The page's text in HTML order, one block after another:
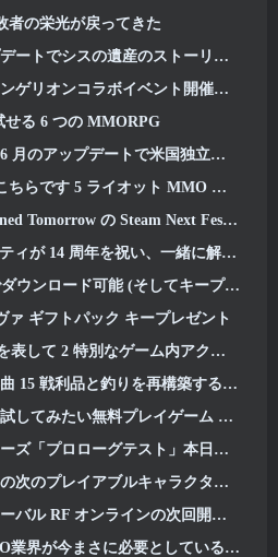
者の栄光が戻ってきた
遺産のストーリーラインが本日終結を迎える
ゲリオンコラボイベント開催決定
せる 6 つの MMORPG
米国独立記念日を新しいナラティブ キャンペーンで祝う
す 5 ライオット MMO に見たいもの
Steam Next Fest デモを事前ダウンロードできます
を祝い、一緒に解決しなければならない謎を発表
ロード可能 (そしてキープ) 期間限定
ァ ギフトパック キープレゼント
別なゲーム内アクティビティとタイトル付き
利品と釣りを再構築するアップデート
てみたい無料プレイゲーム 5 選
「プロローグテスト」本日開始
キャラクターは過労のサイボーグ犯罪ボスになるようだ
RF オンラインの次回開始日を発表
まさに必要としているものかもしれない